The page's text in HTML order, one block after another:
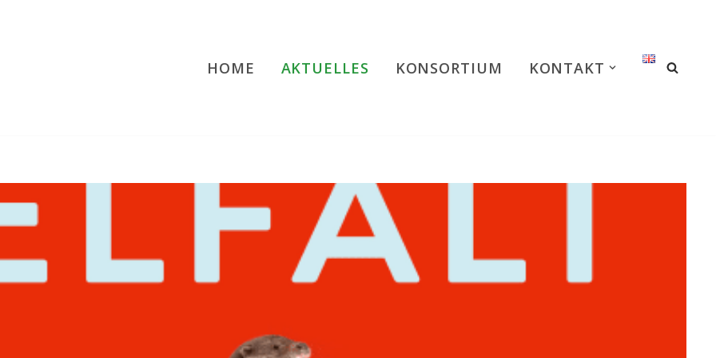
HOME AKTUELLES KONSORTIUM KONTAKT